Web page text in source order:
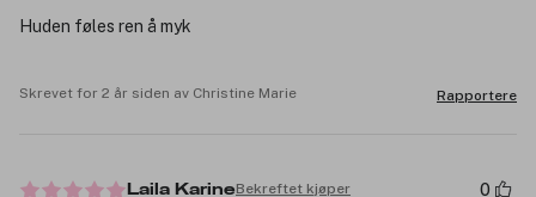
Huden føles ren å myk
Skrevet for 2 år siden av Christine Marie Rapportere
Laila KarineBekreftet kjøper 0